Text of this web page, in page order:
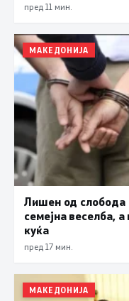
пред 11 мин.
МАКЕДОНИЈА
Лишен од слобода
семејна веселба,
куќа
пред 17 мин.
МАКЕДОНИЈА